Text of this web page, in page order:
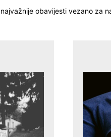
obavijesti vezano za